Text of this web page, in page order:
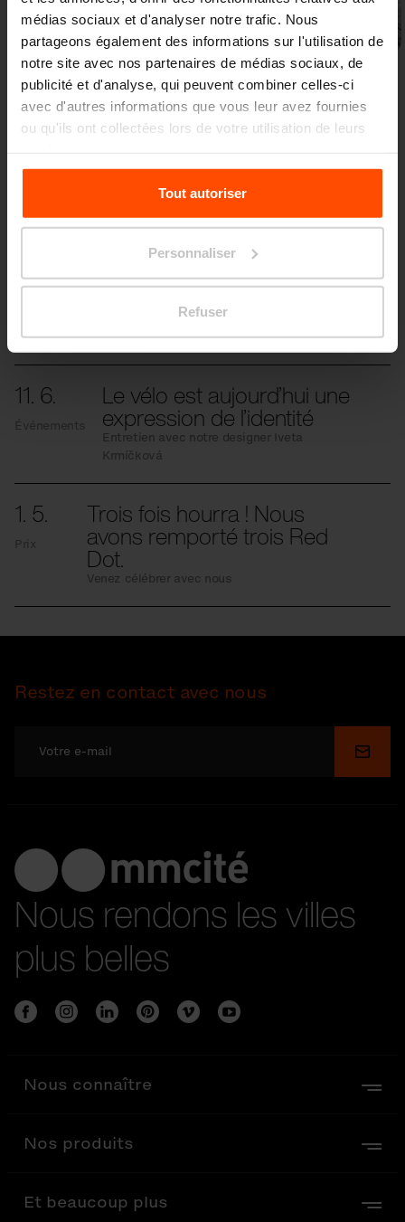
médias sociaux et d'analyser notre trafic. Nous
partageons également des informations sur l'utilisation de
notre site avec nos partenaires de médias sociaux, de
publicité et d'analyse, qui peuvent combiner celles-ci
avec d'autres informations que vous leur avez fournies
ou qu'ils ont collectées lors de votre utilisation de leurs
Pour plus d'informations, veuillez consulter le
sitePrinciples Relating to the Processing Personal
Tout autoriser
Personnaliser
Refuser
Précédent Suivant
Plus de nouvelles
3. 7. Les élèves transforment le
parvis de leur école
Même les petits changements peuvent avoir
un grand impact.
11. 6.
Événements
Le vélo est aujourd’hui une
expression de l’identité
Entretien avec notre designer Iveta
Krmíčková
1. 5.
Prix
Trois fois hourra ! Nous
avons remporté trois Red
Dot.
Venez célébrer avec nous
Restez en contact avec nous
Nous rendons les villes
plus belles
Nous connaître
Nos produits
Et beaucoup plus